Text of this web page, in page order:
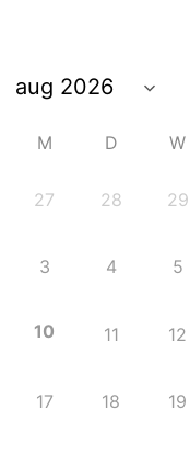
M D W
27 28 29
3 4 5
10 11 12
17 18 19